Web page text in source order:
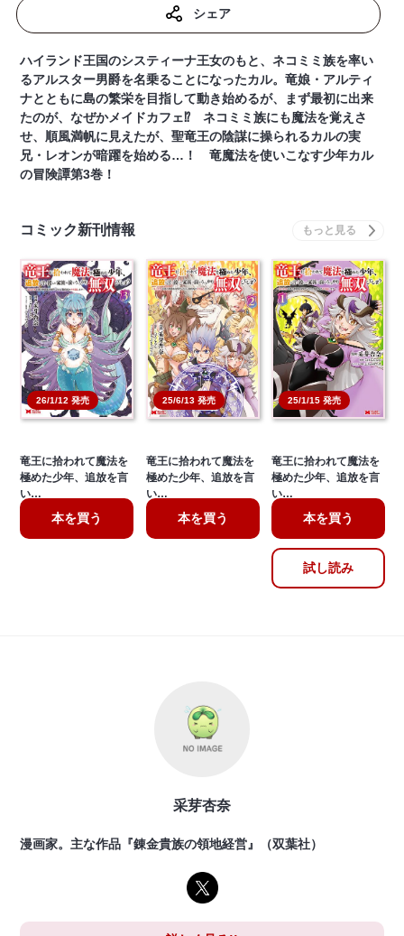
シェア
ハイランド王国のシスティーナ王女のもと、ネコミミ族を率い
るアルスター男爵を名乗ることになったカル。竜娘・アルティ
ナとともに島の繁栄を目指して動き始めるが、まず最初に出来
たのが、なぜかメイドカフェ⁉ ネコミミ族にも魔法を覚えさ
せ、順風満帆に見えたが、聖竜王の陰謀に操られるカルの実
兄・レオンが暗躍を始める…！ 竜魔法を使いこなす少年カル
の冒険譚第3巻！
コミック新刊情報
26/1/12 発売
竜王に拾われて魔法を
極めた少年、追放を言
い…
本を買う
25/6/13 発売
竜王に拾われて魔法を
極めた少年、追放を言
い…
本を買う
25/1/15 発売
竜王に拾われて魔法を
極めた少年、追放を言
い…
本を買う
試し読み
采芽杏奈
漫画家。主な作品『錬金貴族の領地経営』（双葉社）